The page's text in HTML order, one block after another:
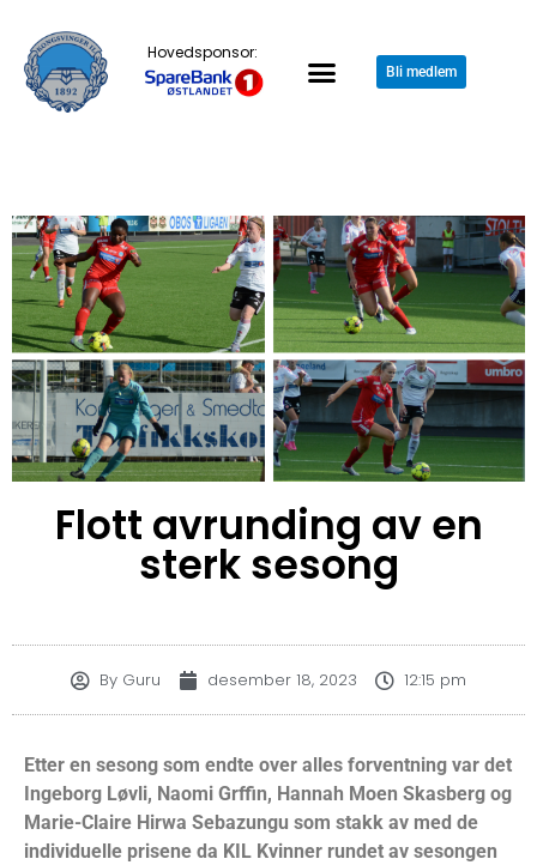
Hovedsponsor:
Bli medlem
Flott avrunding av en
sterk sesong
By Guru desember 18, 2023 12:15 pm
Etter en sesong som endte over alles forventning var det
Ingeborg Løvli, Naomi Grffin, Hannah Moen Skasberg og
Marie-Claire Hirwa Sebazungu som stakk av med de
individuelle prisene da KIL Kvinner rundet av sesongen